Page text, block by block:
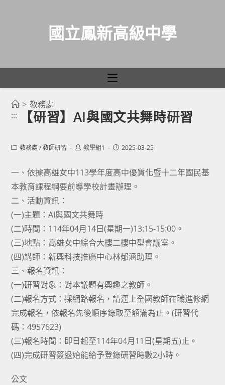
國立鳳新高級中學
> 教務處
:::
【研習】AI與國文共舞時研習
Post教務處 / 教師研習
Post教學組1
Post2025-03-25
一、依據高雄女中113學年度高中優質化暨十二年國民基
本教育課程綱要前導學校計畫辦理。
二、活動資訊：
(一)主題：AI與國文共舞時
(二)時間：114年04月14日(星期一)13:15-15:00。
(三)地點：高雄女中綜合大樓二樓中型會議室。
(四)講師：新興科技推廣中心林郁涵助理。
三、報名資訊：
(一)研習對象：對本議題有興趣之教師。
(二)報名方式：採網路報名，請逕上全國教師在職進修網
完成報名，依報名先後順序錄取至額滿為止。(研習代
碼：4957623)
(三)報名時間：即日起至114年04月11日(星期五)止。
(四)完成研習簽退始能給予登錄研習時數2小時。
公文